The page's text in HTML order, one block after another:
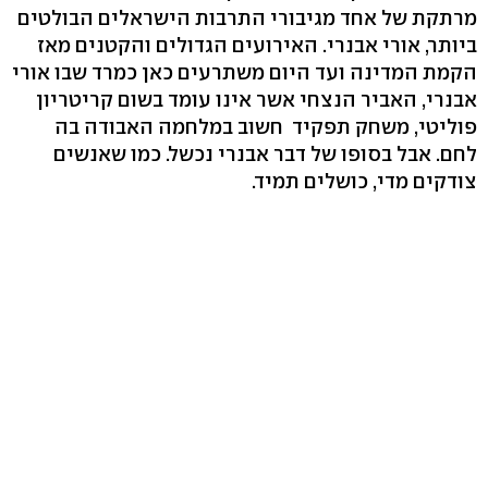
מרתקת של אחד מגיבורי התרבות הישראלים הבולטים
ביותר, אורי אבנרי. האירועים הגדולים והקטנים מאז
הקמת המדינה ועד היום משתרעים כאן כמרד שבו אורי
אבנרי, האביר הנצחי אשר אינו עומד בשום קריטריון
פוליטי, משחק תפקיד חשוב במלחמה האבודה בה
לחם. אבל בסופו של דבר אבנרי נכשל. כמו שאנשים
צודקים מדי, כושלים תמיד.